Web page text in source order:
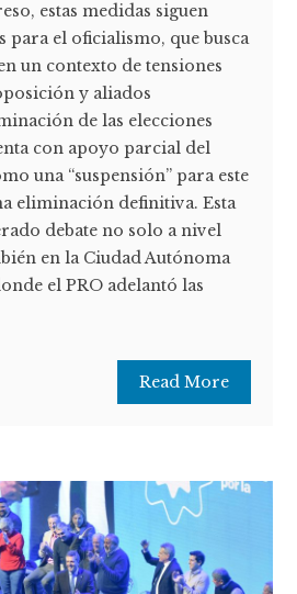
estas medidas siguen
el oficialismo, que busca
un contexto de tensiones
y aliados
de las elecciones
con apoyo parcial del
una “suspensión” para este
eliminación definitiva. Esta
debate no solo a nivel
en la Ciudad Autónoma
el PRO adelantó las
Read More